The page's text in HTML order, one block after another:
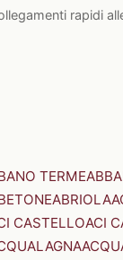
rapidi
TERME
ABRIOLA
CASTELLOACI